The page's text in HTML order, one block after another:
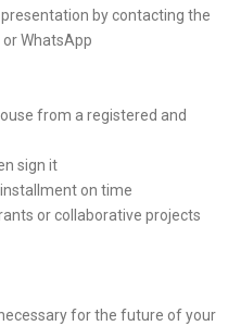
by contacting the
WhatsApp
from a registered and
sign it
on time
or collaborative projects
for the future of your